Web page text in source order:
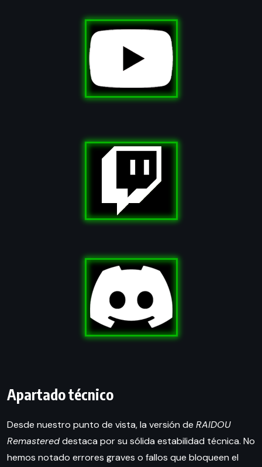
Apartado técnico
Desde nuestro punto de vista, la versión de RAIDOU
Remastereddestaca por su sólida estabilidad técnica. No
hemos notado errores graves o fallos que bloqueen el